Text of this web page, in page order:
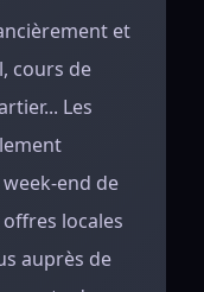
et
cours de
Les
end de
locales
auprès de